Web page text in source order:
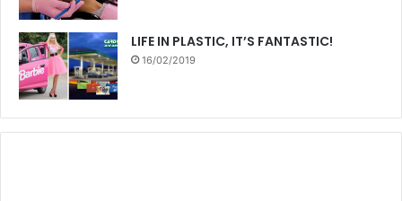
LIFE IN PLASTIC, IT’S FANTASTIC!
16/02/2019